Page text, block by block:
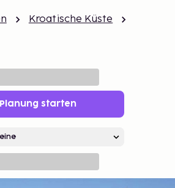
Kroatische Küste
Planung starten